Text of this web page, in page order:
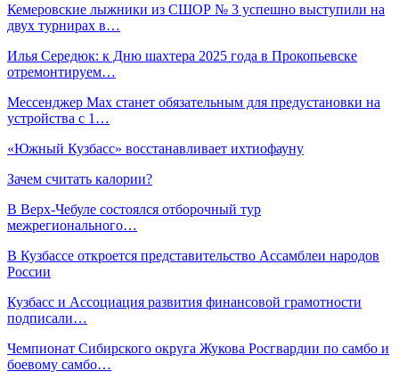
Кемеровские лыжники из СШОР № 3 успешно выступили на
двух турнирах в…
Илья Середюк: к Дню шахтера 2025 года в Прокопьевске
отремонтируем…
Мессенджер Max станет обязательным для предустановки на
устройства с 1…
«Южный Кузбасс» восстанавливает ихтиофауну
Зачем считать калории?
В Верх-Чебуле состоялся отборочный тур
межрегионального…
В Кузбассе откроется представительство Ассамблеи народов
России
Кузбасс и Ассоциация развития финансовой грамотности
подписали…
Чемпионат Сибирского округа Жукова Росгвардии по самбо и
боевому самбо…